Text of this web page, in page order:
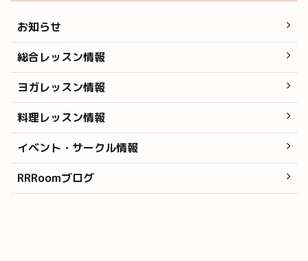
お知らせ
総合レッスン情報
ヨガレッスン情報
料理レッスン情報
イベント・サークル情報
RRRoomブログ